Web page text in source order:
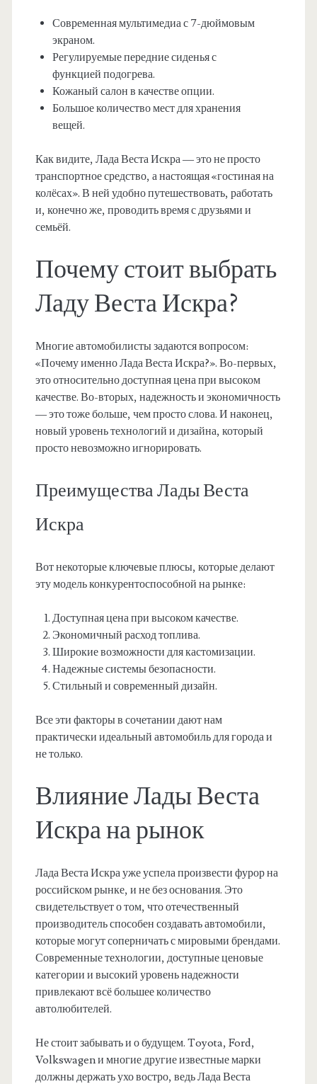
Современная мультимедиа с 7-дюймовым
экраном.
Регулируемые передние сиденья с
функцией подогрева.
Кожаный салон в качестве опции.
Большое количество мест для хранения
вещей.
Как видите, Лада Веста Искра — это не просто
транспортное средство, а настоящая «гостиная на
колёсах». В ней удобно путешествовать, работать
и, конечно же, проводить время с друзьями и
семьёй.
Почему стоит выбрать
Ладу Веста Искра?
Многие автомобилисты задаются вопросом:
«Почему именно Лада Веста Искра?». Во-первых,
это относительно доступная цена при высоком
качестве. Во-вторых, надежность и экономичность
— это тоже больше, чем просто слова. И наконец,
новый уровень технологий и дизайна, который
просто невозможно игнорировать.
Преимущества Лады Веста
Искра
Вот некоторые ключевые плюсы, которые делают
эту модель конкурентоспособной на рынке:
Доступная цена при высоком качестве.
Экономичный расход топлива.
Широкие возможности для кастомизации.
Надежные системы безопасности.
Стильный и современный дизайн.
Все эти факторы в сочетании дают нам
практически идеальный автомобиль для города и
не только.
Влияние Лады Веста
Искра на рынок
Лада Веста Искра уже успела произвести фурор на
российском рынке, и не без основания. Это
свидетельствует о том, что отечественный
производитель способен создавать автомобили,
которые могут соперничать с мировыми брендами.
Современные технологии, доступные ценовые
категории и высокий уровень надежности
привлекают всё большее количество
автолюбителей.
Не стоит забывать и о будущем. Toyota, Ford,
Volkswagen и многие другие известные марки
должны держать ухо востро, ведь Лада Веста